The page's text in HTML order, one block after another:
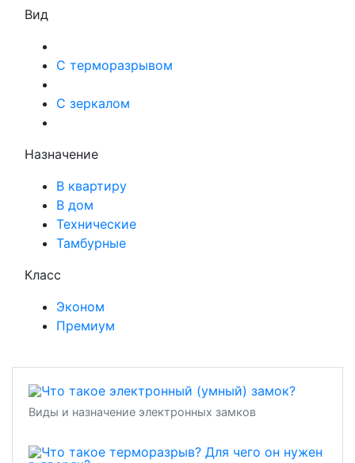
Вид
С терморазрывом
С зеркалом
Назначение
В квартиру
В дом
Технические
Тамбурные
Класс
Эконом
Премиум
Виды и назначение электронных замков